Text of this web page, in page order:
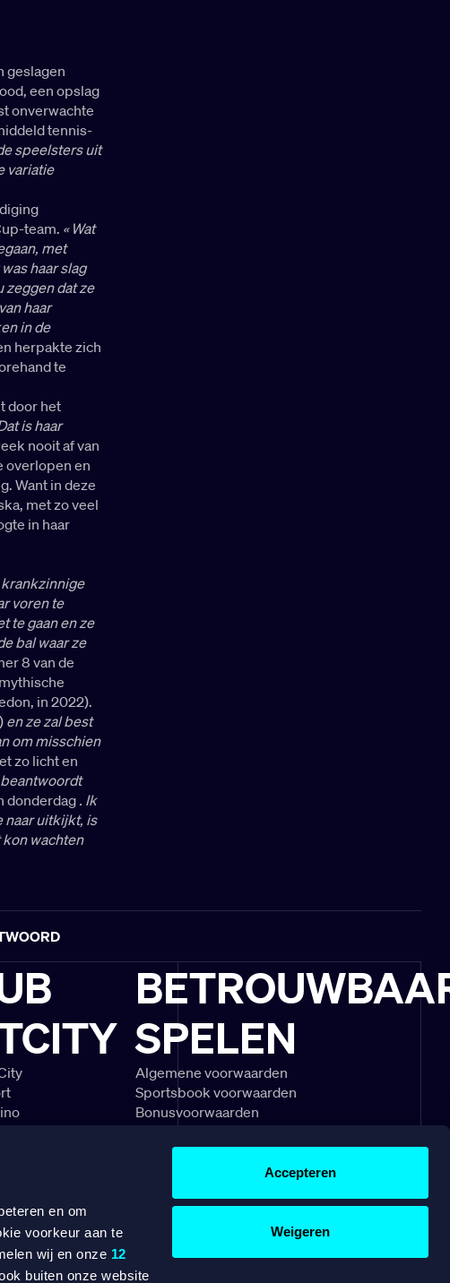
en om
voorkeur aan te
wij en onze 12
buiten onze website
Accepteren
Weigeren
geslagen
een opslag
onverwachte
tennis-
speelsters uit
variatie
team. « Wat
met
haar slag
zeggen dat ze
haar
in de
herpakte zich
te
door het
is haar
nooit af van
overlopen en
Want in deze
met zo veel
in haar
krankzinnige
voren te
te gaan en ze
bal waar ze
8 van de
in 2022).
en ze zal best
om misschien
zo licht en
donderdag. Ik
naar uitkijkt, is
kon wachten
SPELEN
Algemene voorwaarden
Sportsbook voorwaarden
Bonusvoorwaarden
Speel Verantwoord
Klachtenregeling
Veelgestelde vragen
OVER ONS WERKEN BIJ